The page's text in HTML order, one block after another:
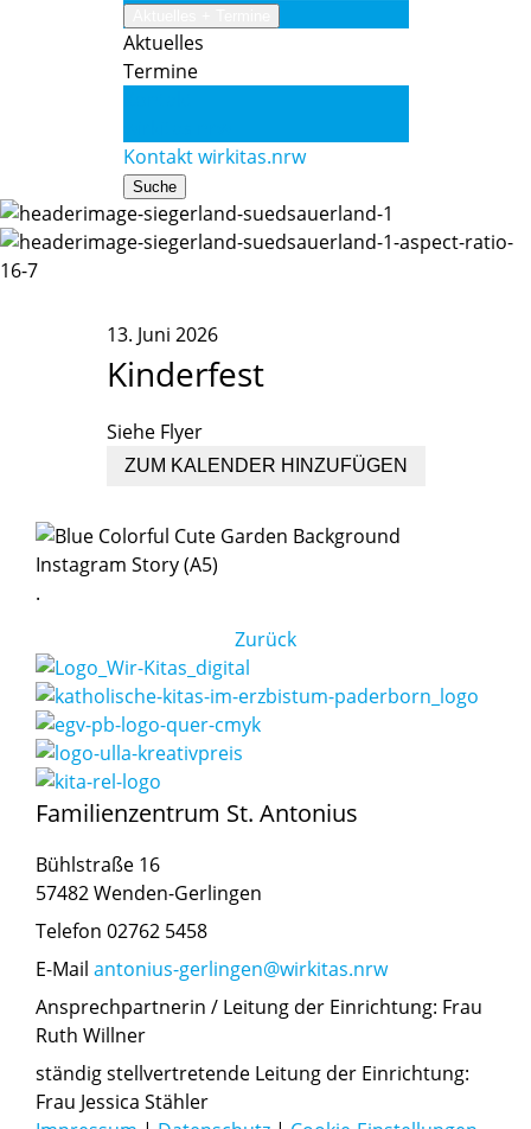
Aktuelles
Termine
Kontakt wirkitas.nrw
Suche
13. Juni 2026
Kinderfest
Siehe Flyer
ZUM KALENDER HINZUFÜGEN
.
Zurück
Familienzentrum St. Antonius
Bühlstraße 16
57482 Wenden-Gerlingen
Telefon 02762 5458
E-Mail antonius-gerlingen@wirkitas.nrw
Ansprechpartnerin / Leitung der Einrichtung: Frau
Ruth Willner
ständig stellvertretende Leitung der Einrichtung:
Frau Jessica Stähler